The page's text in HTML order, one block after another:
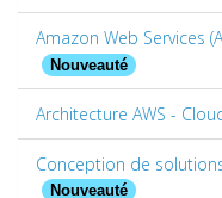
Amazon Web Services
Nouveauté
Architecture AWS -
Conception de
Nouveauté